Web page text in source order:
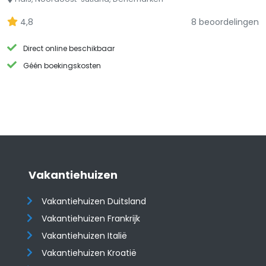
4,8 8 beoordelingen
Direct online beschikbaar
Géén boekingskosten
Vakantiehuizen
Vakantiehuizen Duitsland
Vakantiehuizen Frankrijk
Vakantiehuizen Italië
Vakantiehuizen Kroatië